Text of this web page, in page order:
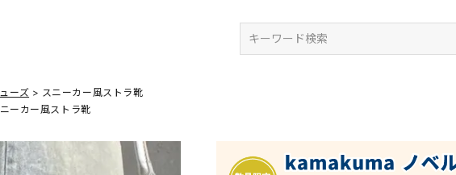
ーズ
スニーカー風ストラ靴
ーカー風ストラ靴